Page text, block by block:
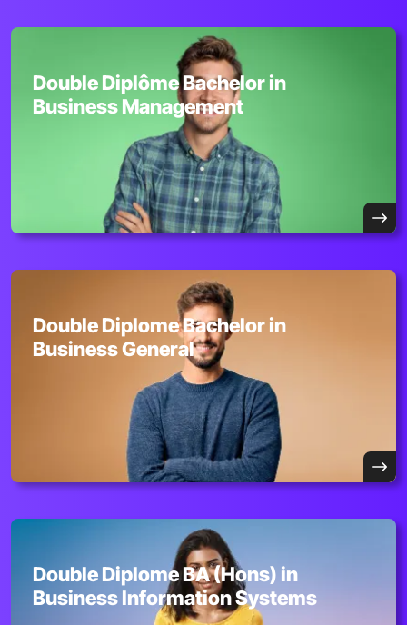
Double Diplôme Bachelor in
Business Management
Double Diplome Bachelor in
Business General
Double Diplome BA (Hons) in
Business Information Systems